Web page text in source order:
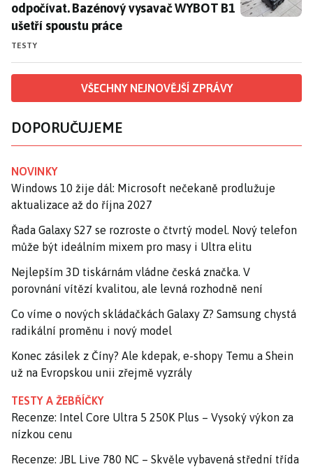
odpočívat. Bazénový vysavač WYBOT B1
ušetří spoustu práce
TESTY
VŠECHNY NEJNOVĚJŠÍ ZPRÁVY
DOPORUČUJEME
NOVINKY
Windows 10 žije dál: Microsoft nečekaně prodlužuje
aktualizace až do října 2027
Řada Galaxy S27 se rozroste o čtvrtý model. Nový telefon
může být ideálním mixem pro masy i Ultra elitu
Nejlepším 3D tiskárnám vládne česká značka. V
porovnání vítězí kvalitou, ale levná rozhodně není
Co víme o nových skládačkách Galaxy Z? Samsung chystá
radikální proměnu i nový model
Konec zásilek z Číny? Ale kdepak, e-shopy Temu a Shein
už na Evropskou unii zřejmě vyzrály
TESTY A ŽEBŘÍČKY
Recenze: Intel Core Ultra 5 250K Plus – Vysoký výkon za
nízkou cenu
Recenze: JBL Live 780 NC – Skvěle vybavená střední třída